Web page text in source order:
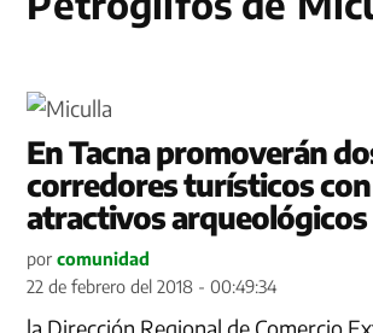
En Tacna promoverán
corredores turísticos
atractivos arqueológicos
por comunidad
22 de febrero del 2018 - 00:49:34
la Dirección Regional de Comercio